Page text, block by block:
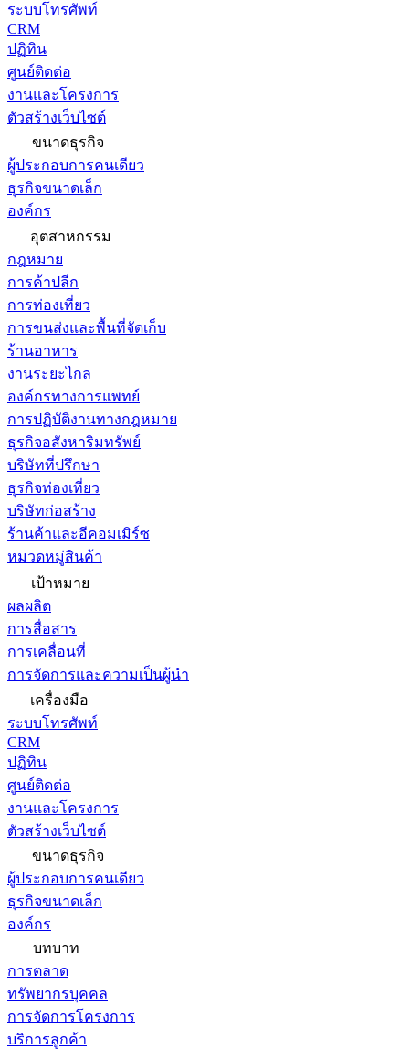
ระบบโทรศัพท์
CRM
ปฏิทิน
ศูนย์ติดต่อ
งานและโครงการ
ตัวสร้างเว็บไซต์
ขนาดธุรกิจ
ผู้ประกอบการคนเดียว
ธุรกิจขนาดเล็ก
องค์กร
อุตสาหกรรม
กฎหมาย
การค้าปลีก
การท่องเที่ยว
การขนส่งและพื้นที่จัดเก็บ
ร้านอาหาร
งานระยะไกล
องค์กรทางการแพทย์
การปฏิบัติงานทางกฎหมาย
ธุรกิจอสังหาริมทรัพย์
บริษัทที่ปรึกษา
ธุรกิจท่องเที่ยว
บริษัทก่อสร้าง
ร้านค้าและอีคอมเมิร์ซ
หมวดหมู่สินค้า
เป้าหมาย
ผลผลิต
การสื่อสาร
การเคลื่อนที่
การจัดการและความเป็นผู้นำ
เครื่องมือ
ระบบโทรศัพท์
CRM
ปฏิทิน
ศูนย์ติดต่อ
งานและโครงการ
ตัวสร้างเว็บไซต์
ขนาดธุรกิจ
ผู้ประกอบการคนเดียว
ธุรกิจขนาดเล็ก
องค์กร
บทบาท
การตลาด
ทรัพยากรบุคคล
การจัดการโครงการ
บริการลูกค้า